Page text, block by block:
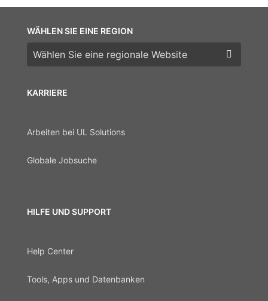
KARRIERE
Arbeiten bei UL Solutions
Globale Jobsuche
HILFE UND SUPPORT
Help Center
Tools, Apps und Datenbanken
WÄHLEN SIE EINE REGION
Wählen Sie eine Region